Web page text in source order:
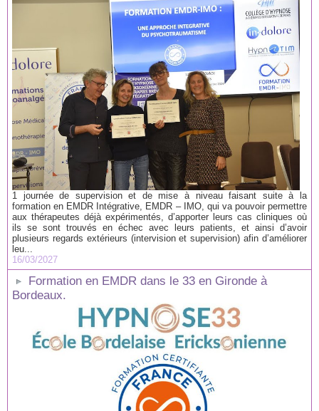
1 journée de supervision et de mise à niveau faisant suite à la
formation en EMDR Intégrative, EMDR – IMO, qui va pouvoir permettre
aux thérapeutes déjà expérimentés, d’apporter leurs cas cliniques où
ils se sont trouvés en échec avec leurs patients, et ainsi d’avoir
plusieurs regards extérieurs (intervision et supervision) afin d’améliorer
leu...
16/03/2027
Formation en EMDR dans le 33 en Gironde à
Bordeaux.